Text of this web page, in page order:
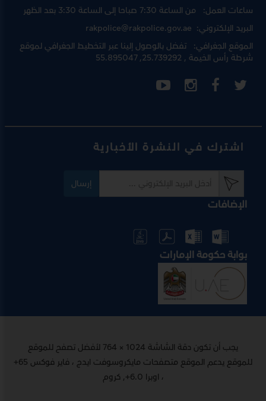
ساعات العمل: من الساعة 7:30 صباحا إلى الساعة 3:30 بعد الظهر
البريد الإلكتروني:rakpolice@rakpolice.gov.ae
الموقع الجغرافي: تفضل بالوصول إلينا عبرالتخطيط الجغرافي لموقع
شرطة رأس الخيمة, 25.739292, 55.895047
اشترك في النشرة الأخبارية
إرسال
الإضافات
بوابة حكومة الإمارات
يجب أن تكون دقة الشاشة 1024 × 764 لأفضل تصفح للموقع
للموقع يدعم الموقع متصفحات مايكروسوفت ايدج ، فاير فوكس 65+
، اوبرا 6.0+, كروم